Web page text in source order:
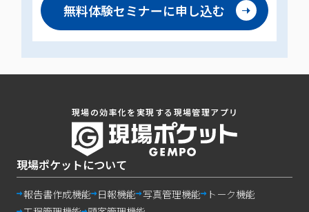
無料体験セミナーに申し込む
現場の効率化を実現する現場管理アプリ
現場ポケットについて
報告書作成機能 日報機能 写真管理機能
トーク機能